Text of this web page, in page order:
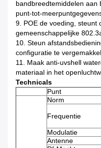
bandbreedtemiddelen aan
punt-tot-
9. POE de voeding, steunt
gemeenschappelijke
10. Steun
configuratie te
11. Maak anti-uvshell
materiaal in het
Technicals
Punt
Norm
Frequentie
Modulatie
Antenne